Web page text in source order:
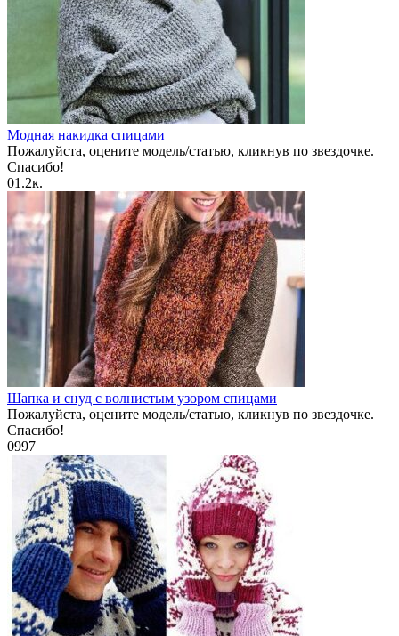
Модная накидка спицами
Пожалуйста, оцените модель/статью, кликнув по звездочке.
Спасибо!
01.2к.
Шапка и снуд с волнистым узором спицами
Пожалуйста, оцените модель/статью, кликнув по звездочке.
Спасибо!
0997